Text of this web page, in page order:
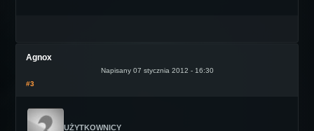
Agnox
Napisany 07 stycznia 2012 - 16:30
#3
UŻYTKOWNICY